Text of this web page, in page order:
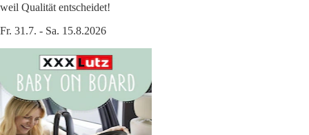
weil Qualität entscheidet!
Fr. 31.7. - Sa. 15.8.2026